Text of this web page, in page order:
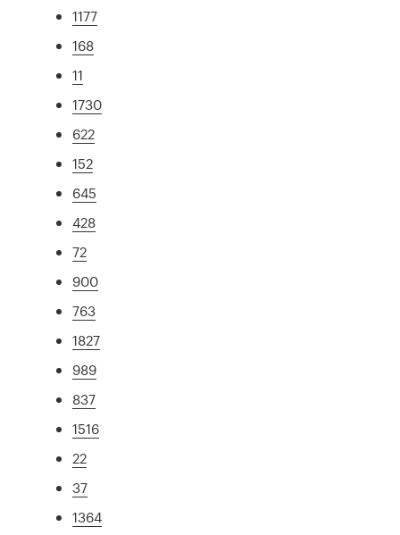
1177
168
11
1730
622
152
645
428
72
900
763
1827
989
837
1516
22
37
1364